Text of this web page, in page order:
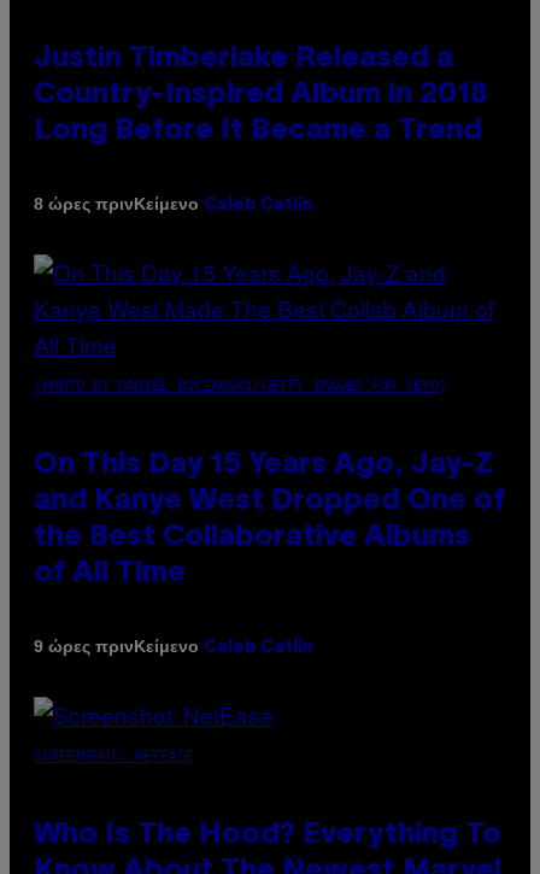
Justin Timberlake Released a
Country-Inspired Album in 2018
Long Before It Became a Trend
8 ώρες πρινΚείμενο Caleb Catlin
(PHOTO BY DANIEL BOCZARSKI/GETTY IMAGES FOR VEVO)
On This Day 15 Years Ago, Jay-Z
and Kanye West Dropped One of
the Best Collaborative Albums
of All Time
9 ώρες πρινΚείμενο Caleb Catlin
SCREENSHOT: NETEASE
Who Is The Hood? Everything To